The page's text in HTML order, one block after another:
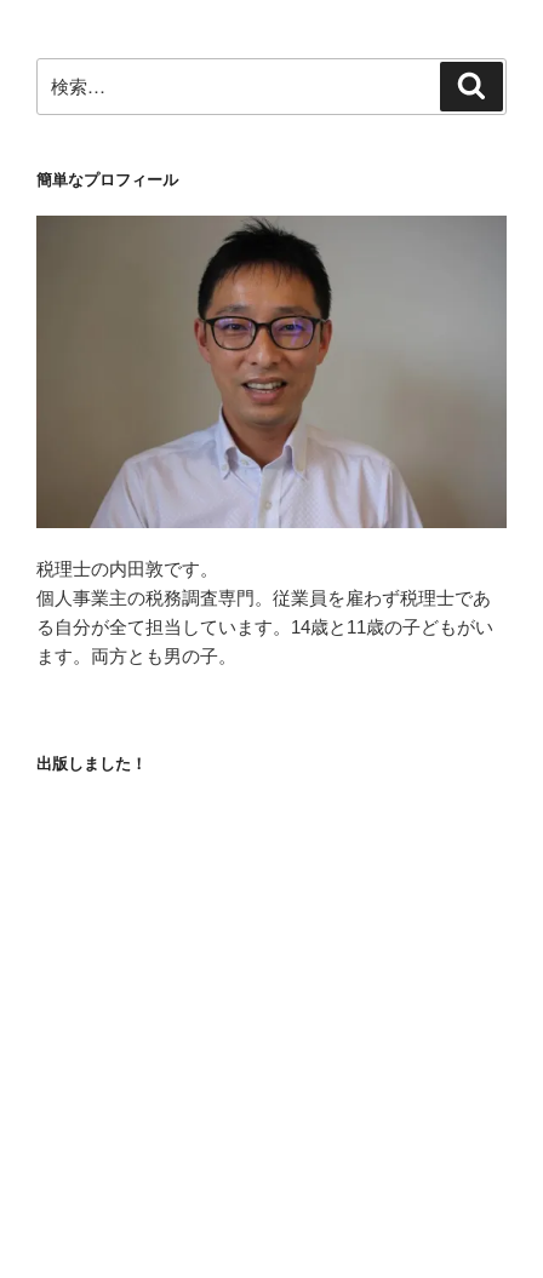
索:
簡単なプロフィール
税理士の内田敦です。
個人事業主の税務調査専門。従業員を雇わず税理士であ
る自分が全て担当しています。14歳と11歳の子どもがい
ます。両方とも男の子。
出版しました！